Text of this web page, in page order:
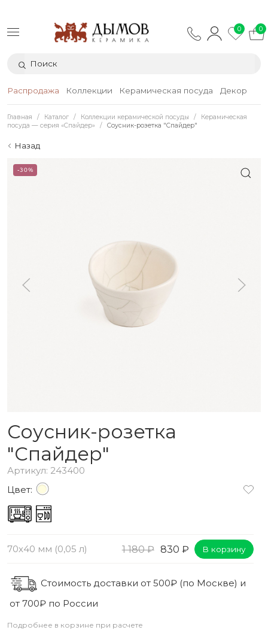
0 0
Распродажа Коллекции Керамическая посуда Декор
Главная Каталог Коллекции керамической посуды
Керамическая
посуда — серия «Спайдер»
Соусник-розетка "Спайдер"
Назад
-30%
Соусник-розетка
"Спайдер"
Артикул: 243400
Цвет:
70х40 мм (0,05 л) 1 180 ₽ 830 ₽ В корзину
Стоимость доставки от 500₽ (по Москве) и
от 700₽ по России
Подробнее в корзине при расчете